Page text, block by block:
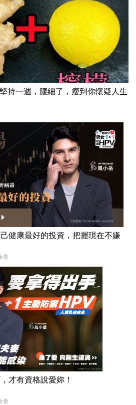
持一週，腰細了，瘦到你懷疑人生
健康最好的投資，把握現在不嫌
會
才有資格說愛妳！
會